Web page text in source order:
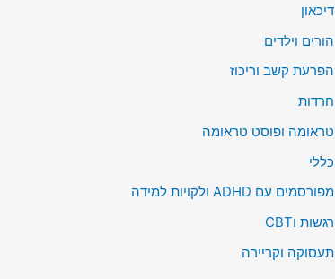
דיכאון
הורים וילדים
הפרעת קשב וריכוז
חרדות
טראומה ופוסט טראומה
כללי
מפורסמים עם ADHD ולקויות למידה
רגשות וCBT
תעסוקה וקריירה